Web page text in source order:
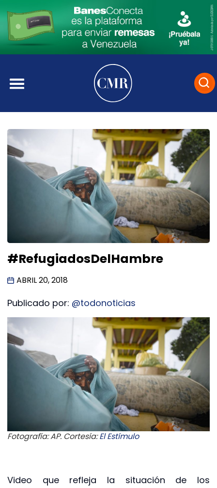
#RefugiadosDelHambre
ABRIL 20, 2018
Publicado por: @todonoticias
Fotografía: AP. Cortesía:El Estímulo
Video que refleja la situación de los